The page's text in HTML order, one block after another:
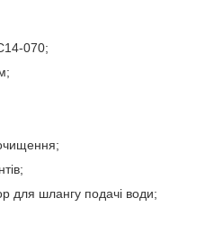
070;
для шлангу подачі води;